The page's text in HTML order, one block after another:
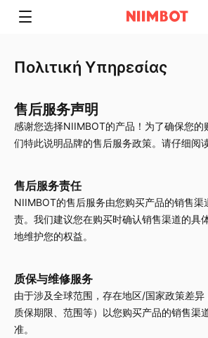
Πολιτική Υπηρεσίας
售后服务声明
感谢您选择NIIMBOT的产品！为了确保您的
们特此说明品牌的售后服务政策。请仔细阅
售后服务责任
NIIMBOT的售后服务由您购买产品的销售渠
责。我们建议您在购买时确认销售渠道的具
地维护您的权益。
质保与维修服务
由于涉及全球范围，存在地区/国家政策差异
质保期限、范围等）以您购买产品的销售渠
准。